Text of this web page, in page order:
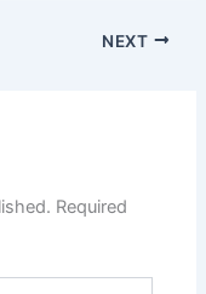
NEXT
Required